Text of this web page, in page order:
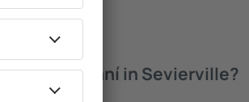
ubytování in Sevierville?